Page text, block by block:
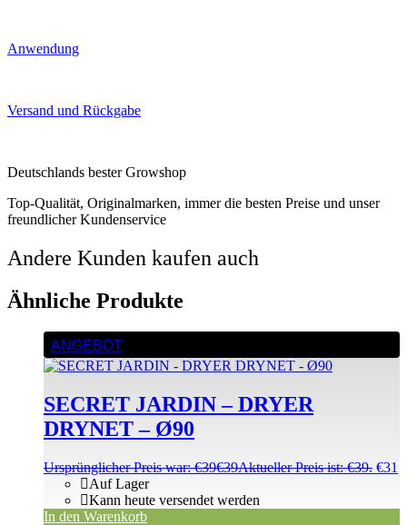
Anwendung
Versand und Rückgabe
Deutschlands bester Growshop
Top-Qualität, Originalmarken, immer die besten Preise und unser
freundlicher Kundenservice
Andere Kunden kaufen auch
Ähnliche Produkte
ANGEBOT
SECRET JARDIN – DRYER
DRYNET – Ø90
Ursprünglicher Preis war: €39€39Aktueller Preis ist: €39. €31
Auf Lager
Kann heute versendet werden
In den Warenkorb